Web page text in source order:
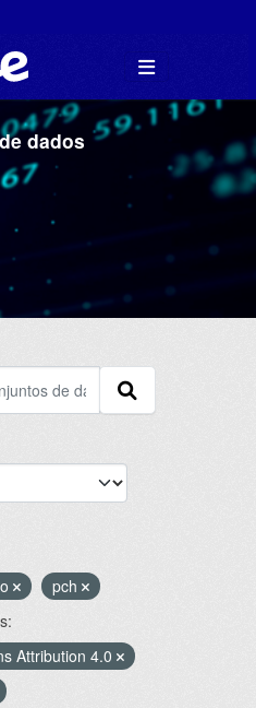
dados
pch
Attribution 4.0